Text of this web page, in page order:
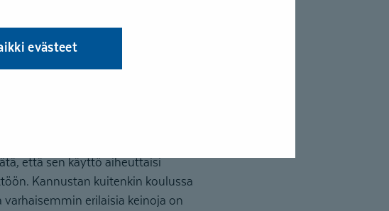
evästeet
ymmärrystä ja
tukea. Onkin tärkeää, että
kertovat vanhemmille
että sen käyttö aiheuttaisi
Kannustan kuitenkin koulussa
erilaisia keinoja on